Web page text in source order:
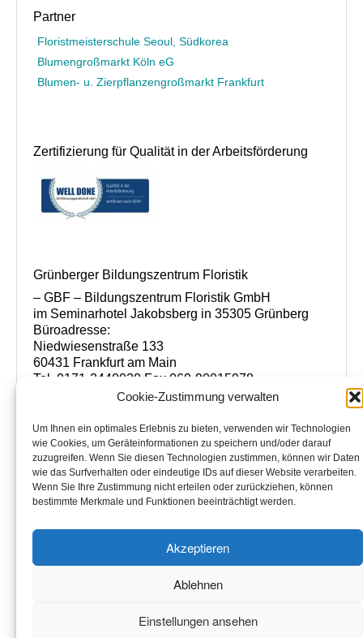
Cookie-Zustimmung verwalten
Um Ihnen ein optimales Erlebnis zu bieten, verwenden wir Technologien
wie Cookies, um Geräteinformationen zu speichern und/oder darauf
zuzugreifen. Wenn Sie diesen Technologien zustimmen, können wir Daten
wie das Surfverhalten oder eindeutige IDs auf dieser Website verarbeiten.
Wenn Sie Ihre Zustimmung nicht erteilen oder zurückziehen, können
bestimmte Merkmale und Funktionen beeinträchtigt werden.
Akzeptieren
Ablehnen
Einstellungen ansehen
Partner
Floristmeisterschule Seoul, Südkorea
Blumengroßmarkt Köln eG
Blumen- u. Zierpflanzengroßmarkt Frankfurt
Zertifizierung für Qualität in der Arbeitsförderung
Grünberger Bildungszentrum Floristik
– GBF – Bildungszentrum Floristik GmbH
im Seminarhotel Jakobsberg in 35305 Grünberg
Büroadresse:
Niedwiesenstraße 133
60431 Frankfurt am Main
Tel. 0171-2440020 Fax 069-90015978
www.florist-meisterschule.de
info@bildungszentrum-floristik.de
Handelsregister Giessen HRB Nr.6087
Steuer Nr. FA Giessen 02023400220
USt.ID Nr. DE 233715355
Datenschutz Haftungsausschluss
Impressum
Cookie-Richtlinie (EU)